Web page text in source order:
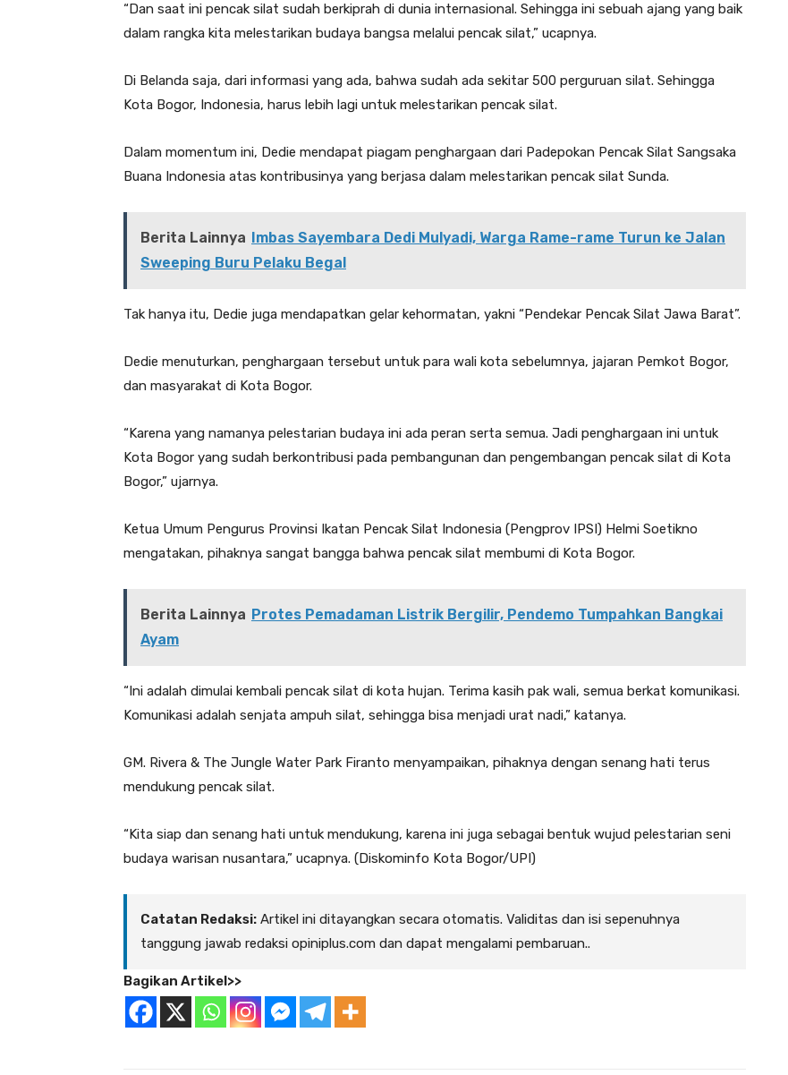
“Dan saat ini pencak silat sudah berkiprah di dunia internasional. Sehingga ini sebuah ajang yang baik
dalam rangka kita melestarikan budaya bangsa melalui pencak silat,” ucapnya.
Di Belanda saja, dari informasi yang ada, bahwa sudah ada sekitar 500 perguruan silat. Sehingga
Kota Bogor, Indonesia, harus lebih lagi untuk melestarikan pencak silat.
Dalam momentum ini, Dedie mendapat piagam penghargaan dari Padepokan Pencak Silat Sangsaka
Buana Indonesia atas kontribusinya yang berjasa dalam melestarikan pencak silat Sunda.
Berita Lainnya
Imbas Sayembara Dedi Mulyadi, Warga Rame-rame Turun ke Jalan
Sweeping Buru Pelaku Begal
Tak hanya itu, Dedie juga mendapatkan gelar kehormatan, yakni “Pendekar Pencak Silat Jawa Barat”.
Dedie menuturkan, penghargaan tersebut untuk para wali kota sebelumnya, jajaran Pemkot Bogor,
dan masyarakat di Kota Bogor.
“Karena yang namanya pelestarian budaya ini ada peran serta semua. Jadi penghargaan ini untuk
Kota Bogor yang sudah berkontribusi pada pembangunan dan pengembangan pencak silat di Kota
Bogor,” ujarnya.
Ketua Umum Pengurus Provinsi Ikatan Pencak Silat Indonesia (Pengprov IPSI) Helmi Soetikno
mengatakan, pihaknya sangat bangga bahwa pencak silat membumi di Kota Bogor.
Berita Lainnya Protes Pemadaman Listrik Bergilir, Pendemo Tumpahkan Bangkai
Ayam
“Ini adalah dimulai kembali pencak silat di kota hujan. Terima kasih pak wali, semua berkat komunikasi.
Komunikasi adalah senjata ampuh silat, sehingga bisa menjadi urat nadi,” katanya.
GM. Rivera & The Jungle Water Park Firanto menyampaikan, pihaknya dengan senang hati terus
mendukung pencak silat.
“Kita siap dan senang hati untuk mendukung, karena ini juga sebagai bentuk wujud pelestarian seni
budaya warisan nusantara,” ucapnya. (Diskominfo Kota Bogor/UPI)
Catatan Redaksi: Artikel ini ditayangkan secara otomatis. Validitas dan isi sepenuhnya
tanggung jawab redaksi opiniplus.com dan dapat mengalami pembaruan..
Bagikan Artikel>>